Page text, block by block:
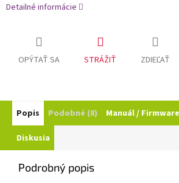
Detailné informácie
OPÝTAŤ SA STRÁŽIŤ ZDIEĽAŤ
Popis Podobné (8) Manuál /
Diskusia
Podrobný popis